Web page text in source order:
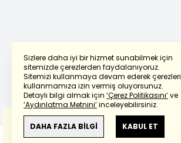
Sizlere daha iyi bir hizmet sunabilmek için
sitemizde çerezlerden faydalanıyoruz.
Sitemizi kullanmaya devam ederek çerezleri
kullanmamıza izin vermiş oluyorsunuz.
Detaylı bilgi almak için ‘Çerez Politikasını’ve
‘Aydınlatma Metnini’inceleyebilirsiniz.
DAHA FAZLA BİLGİ KABUL ET
Powered by Translate
Bu çevirideGoogle Transletekullanılmıştır.
Anlam ve çeviri hatalarından
haberturk.com
sorumlu değildir.